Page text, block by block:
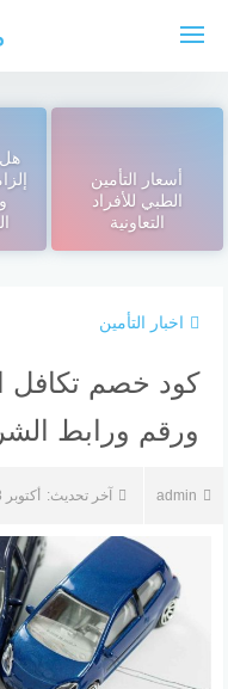
أسعار التأمين
الطبي للأفراد
التعاونية
هل
اخبار التأمين
كود خصم تكافل
ورقم ورابط
admin آخر تحديث: أكتوبر 3, 2024